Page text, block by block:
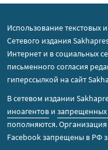
Использование текстовых
Сетевого издания
Интернет и в социальных
письменного согласия
гиперссылкой на сайт
В сетевом издании
иноагентов и
пополняются.
Facebook запрещены в РФ